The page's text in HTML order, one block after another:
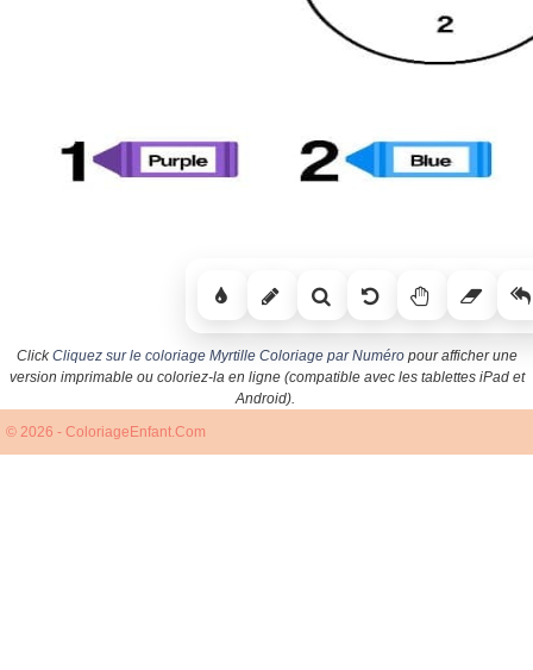
ClickCliquez sur le coloriage Myrtille Coloriage par Numéropour afficher une
version imprimable ou coloriez-la en ligne (compatible avec les tablettes iPad et
Android).
© 2026 - ColoriageEnfant.Com